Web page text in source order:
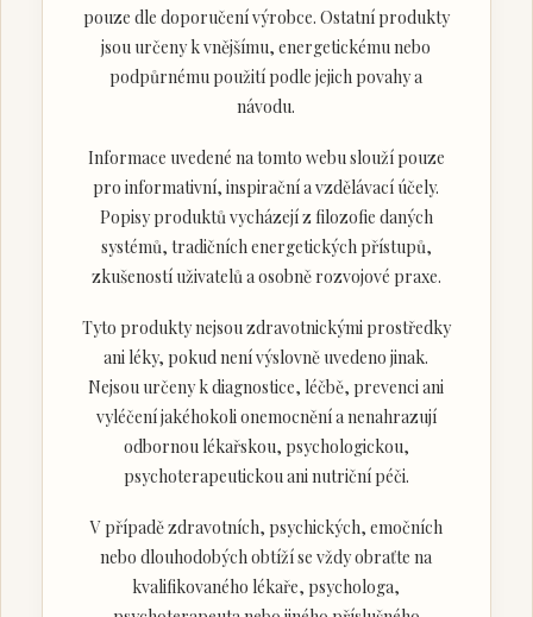
pouze dle doporučení výrobce. Ostatní produkty
jsou určeny k vnějšímu, energetickému nebo
podpůrnému použití podle jejich povahy a
návodu.
Informace uvedené na tomto webu slouží pouze
pro informativní, inspirační a vzdělávací účely.
Popisy produktů vycházejí z filozofie daných
systémů, tradičních energetických přístupů,
zkušeností uživatelů a osobně rozvojové praxe.
Tyto produkty nejsou zdravotnickými prostředky
ani léky, pokud není výslovně uvedeno jinak.
Nejsou určeny k diagnostice, léčbě, prevenci ani
vyléčení jakéhokoli onemocnění a nenahrazují
odbornou lékařskou, psychologickou,
psychoterapeutickou ani nutriční péči.
V případě zdravotních, psychických, emočních
nebo dlouhodobých obtíží se vždy obraťte na
kvalifikovaného lékaře, psychologa,